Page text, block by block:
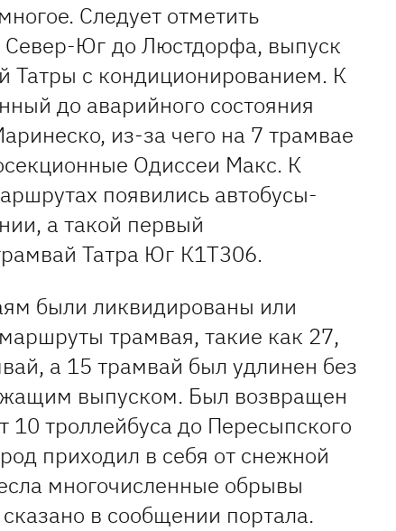
Следует отметить
Север-Юг до Люстдорфа, выпуск
Татры с кондиционированием. К
до аварийного состояния
из-за чего на 7 трамвае
Одиссеи Макс. К
появились автобусы-
а такой первый
Татра Юг К1Т306.
были ликвидированы или
трамвая, такие как 27,
а 15 трамвай был удлинен без
выпуском. Был возвращен
троллейбуса до Пересыпского
приходил в себя от снежной
многочисленные обрывы
в сообщении портала.